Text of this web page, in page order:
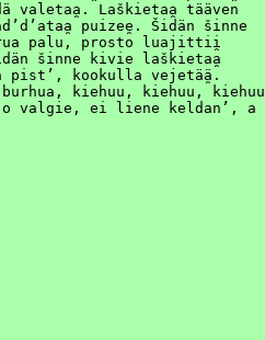
valetaa̯. Laškietaa̯ tääven
puizee̯. Šidän šinne
palu, prosto luajittii̯
šinne kivie laškietaa̯
pistʼ, kookulla vejetää̯.
kiehuu, kiehuu, kiehuu
valgie, ei liene keldanʼ, a